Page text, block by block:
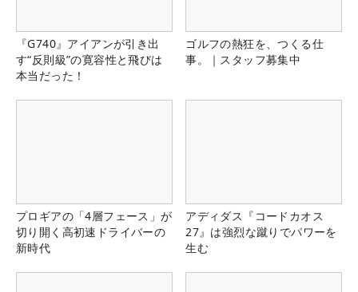
『G740』アイアンが引き出
す“反則級”の寛容性と飛びは
本当だった！
ゴルフの熱狂を、つくる仕
事。｜スタッフ募集中
プロギアの「4層フェース」が
切り開く高初速ドライバーの
新時代
アディダス『コードカオス
27』は強烈な蹴りでパワーを
生む